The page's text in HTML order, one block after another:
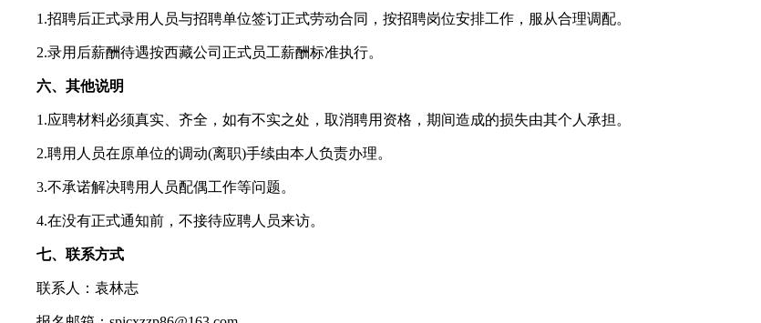
1.招聘后正式录用人员与招聘单位签订正式劳动合同，按招聘岗位安排工作，服从合理调配。
2.录用后薪酬待遇按西藏公司正式员工薪酬标准执行。
六、其他说明
1.应聘材料必须真实、齐全，如有不实之处，取消聘用资格，期间造成的损失由其个人承担。
2.聘用人员在原单位的调动(离职)手续由本人负责办理。
3.不承诺解决聘用人员配偶工作等问题。
4.在没有正式通知前，不接待应聘人员来访。
七、联系方式
联系人：袁林志